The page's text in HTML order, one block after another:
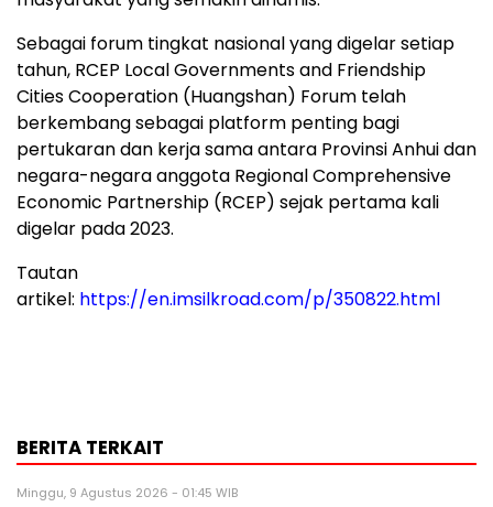
Sebagai forum tingkat nasional yang digelar setiap
tahun, RCEP Local Governments and Friendship
Cities Cooperation (Huangshan) Forum telah
berkembang sebagai platform penting bagi
pertukaran dan kerja sama antara Provinsi Anhui dan
negara-negara anggota Regional Comprehensive
Economic Partnership (RCEP) sejak pertama kali
digelar pada 2023.
Tautan
artikel: https://en.imsilkroad.com/p/350822.html
BERITA TERKAIT
Minggu, 9 Agustus 2026 - 01:45 WIB